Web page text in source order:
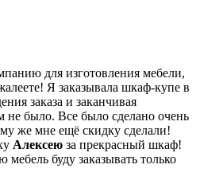
для изготовления мебели,
Я заказывала шкаф-купе в
заказа и заканчивая
было. Все было сделано очень
же мне ещё скидку сделали!
Алексею за прекрасный шкаф!
буду заказывать только